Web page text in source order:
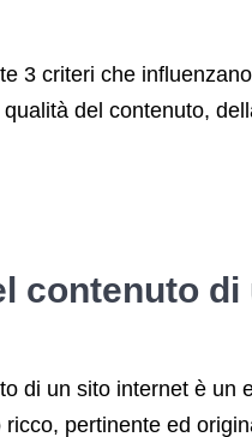
3 criteri che
del contenuto,
contenuto
di un sito internet è un
pertinente ed